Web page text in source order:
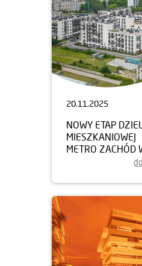
20.11.2025
NOWY ETAP
MIESZKANIOWEJ
METRO ZACHÓD